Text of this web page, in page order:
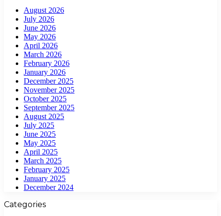
August 2026
July 2026
June 2026
May 2026
April 2026
March 2026
February 2026
January 2026
December 2025
November 2025
October 2025
September 2025
August 2025
July 2025
June 2025
May 2025
April 2025
March 2025
February 2025
January 2025
December 2024
Categories